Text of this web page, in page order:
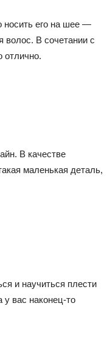
носить его на шее —
волос. В сочетании с
отлично.
В качестве
маленькая деталь,
и научиться плести
у вас наконец-то